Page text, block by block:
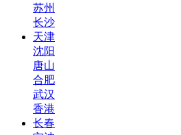
苏州
长沙
天津
沈阳
唐山
合肥
武汉
香港
长春